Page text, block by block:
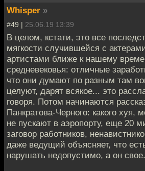
Whisper »
#49 | 25.06.19 13:39
В целом, кстати, это все
мягкости случившейся с
артистами ближе к нашему
средневековья: отличные
что они думают по разным там
целуют, дарят всякое... это
говоря. Потом начинаются
Панкратова-Черного: какого хуя,
не пускают в аэропорту, еще 20
заговор работников,
даже ведущий объясняет, что
нарушать недопустимо, а он свое.